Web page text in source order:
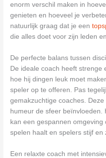
enorm verschil maken in
genieten en hoeveel je
natuurlijk graag dat je een
die alles doet voor zijn leden
De perfecte balans tussen
De ideale coach heeft strenge
hoe hij dingen leuk moet
speler op te offeren. Pas
gemakzuchtige coaches.
humeur de sfeer beïnvloeden.
kan een gespannen
spelen haalt en spelers stijf en
Een relaxte coach met